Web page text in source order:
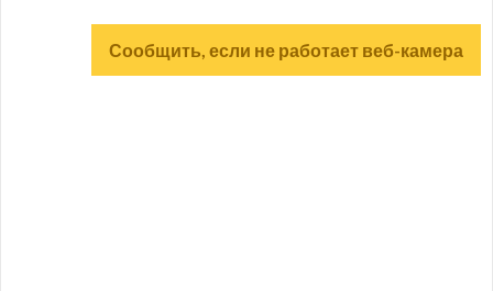
Сообщить, если не работает веб-камера